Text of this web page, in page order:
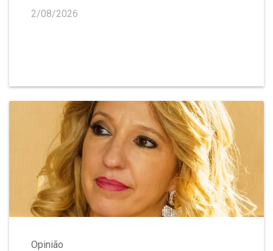
2/08/2026
Opinião